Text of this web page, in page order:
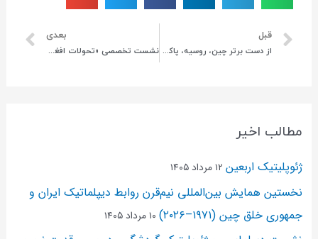
قبل
از دست برتر چین، روسیه، پاکستان و ایران تا راهبرد خطرناک غرب و آمریکا علیه جهان اسلام با محوریت طالبان و توصیه‌هایی به ایران
بعدی
نشست تخصصی «تحولات افغانستان، ابعاد و پیامدها از منظر منافع و امنیت ملی ایران» برگزار شد.
مطالب اخیر
ژئوپلیتیک اربعین ۱۲ مرداد ۱۴۰۵
نخستین همایش بین‌المللی نیم‌قرن روابط دیپلماتیک ایران و
جمهوری خلق چین (۱۹۷۱–۲۰۲۶)
۱۰ مرداد ۱۴۰۵